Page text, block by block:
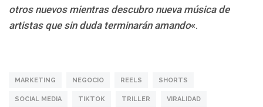
otros nuevos mientras descubro nueva música de
artistas que sin duda terminarán amando«.
MARKETING NEGOCIO REELS SHORTS
SOCIAL MEDIA TIKTOK TRILLER VIRALIDAD